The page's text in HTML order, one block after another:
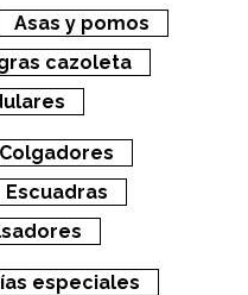
Asas y pomos
cazoleta
Colgadores
Escuadras
especiales